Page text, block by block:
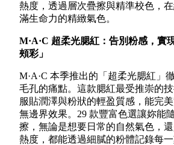
熱度，透過層次疊擦與精準校色，
滿生命力的精緻氣色。
M·A·C 超柔光腮紅：告別粉感，實
頰彩」
M·A·C 本季推出的「超柔光腮紅」
毛孔的痛點。這款腮紅最受推崇的
服貼潤澤與粉狀的輕盈質感，能完
無邊界效果。29 款豐富色選讓妳能
擦，無論是想要日常的自然氣色，
熱度，都能透過細膩的粉體記錄每一